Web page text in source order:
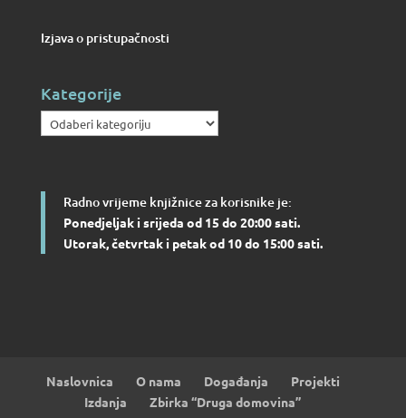
Izjava o pristupačnosti
Kategorije
Kategorije
Radno vrijeme knjižnice za korisnike je:
Ponedjeljak i srijeda od 15 do 20:00 sati.
Utorak, četvrtak i petak od 10 do 15:00 sati.
Naslovnica O nama Događanja
Projekti
Izdanja
Zbirka “Druga domovina”